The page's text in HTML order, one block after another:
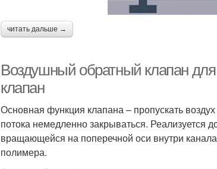
читать дальше →
Воздушный обратный клапан
клапан
Основная функция клапана – пропускать
потока немедленно закрываться. Реализуется
вращающейся на поперечной оси внутри
полимера.